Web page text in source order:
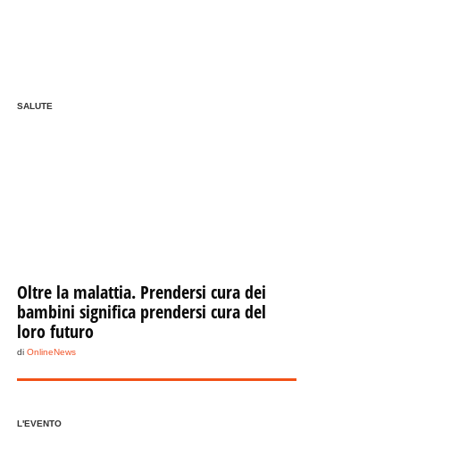
SALUTE
Oltre la malattia. Prendersi cura dei
bambini significa prendersi cura del
loro futuro
di OnlineNews
L'EVENTO